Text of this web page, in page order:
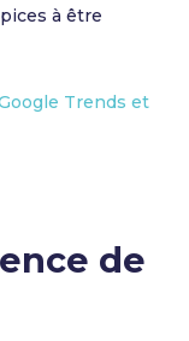
à être
Trends et
de